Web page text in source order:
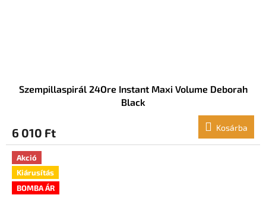
Szempillaspirál 24Ore Instant Maxi Volume Deborah
Black
6 010 Ft Kosárba
Akció
Kiárusítás
BOMBA ÁR